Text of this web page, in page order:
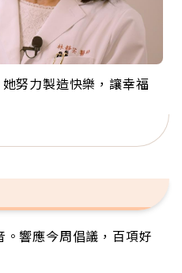
努力製造快樂，讓幸福
灣奉獻36年 「台灣是我
」
找快樂！「蛋黃哥小
爺奶：退休後才開始真
為全球最年長羽球選
「這個」
阿伯拉小提琴還登上小
響應今周倡議，百項好